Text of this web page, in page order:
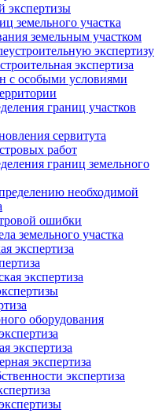
экспертизы
земельного участка
земельным участком
экспертизу
экспертиза
с особыми условиями
границ участков
сервитута
работ
границ земельного
необходимой
ошибки
земельного участка
экспертиза
экспертиза
оборудования
экспертиза
экспертиза
экспертиза